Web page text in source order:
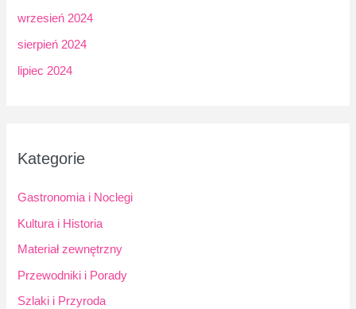
wrzesień 2024
sierpień 2024
lipiec 2024
Kategorie
Gastronomia i Noclegi
Kultura i Historia
Materiał zewnętrzny
Przewodniki i Porady
Szlaki i Przyroda